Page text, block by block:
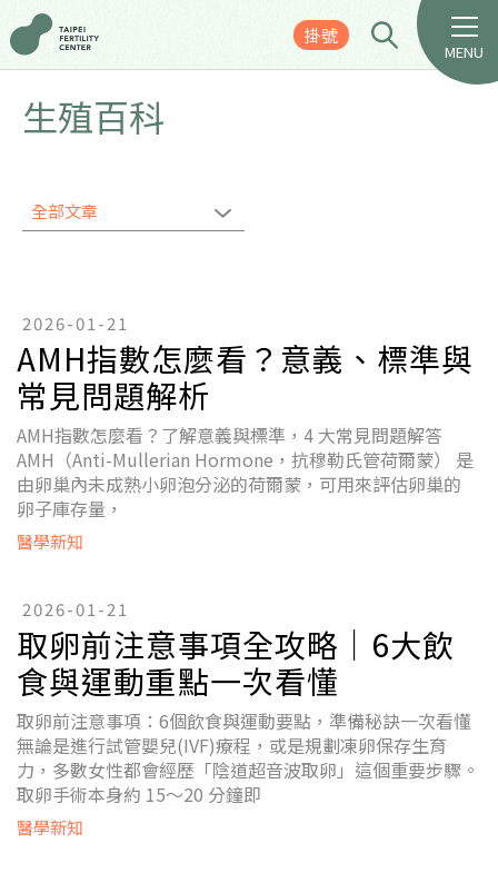
掛號
MENU
生殖百科
全部文章
2026-01-21
AMH指數怎麼看？意義、標準與
常見問題解析
AMH指數怎麼看？了解意義與標準，4 大常見問題解答
AMH（Anti-Mullerian Hormone，抗穆勒氏管荷爾蒙） 是
由卵巢內未成熟小卵泡分泌的荷爾蒙，可用來評估卵巢的
卵子庫存量，
醫學新知
2026-01-21
取卵前注意事項全攻略｜6大飲
食與運動重點一次看懂
取卵前注意事項：6個飲食與運動要點，準備秘訣一次看懂
無論是進行試管嬰兒(IVF)療程，或是規劃凍卵保存生育
力，多數女性都會經歷「陰道超音波取卵」這個重要步驟。
取卵手術本身約 15～20 分鐘即
醫學新知